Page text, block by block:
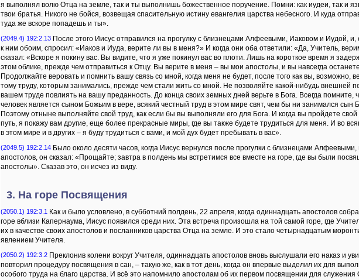
я выполнял волю Отца на земле, так и ты выполнишь божественное поручение. Помни: как иудеи, так и
твои братья. Никого не бойся, возвещая спасительную истину евангелия царства небесного. И куда
туда же вскоре попадешь и ты».
(2049.4) 192:2.13 После этого Иисус отправился на прогулку с близнецами Алфеевыми, Иаковом и Иудой,
к ним обоим, спросил: «Иаков и Иуда, верите ли вы в меня?» И когда они оба ответили: «Да, Учитель,
сказал: «Вскоре я покину вас. Вы видите, что я уже покинул вас во плоти. Лишь на короткое время я
этом облике, прежде чем отправиться к Отцу. Вы верите в меня – вы мои апостолы, и вы навсегда
Продолжайте веровать и помнить вашу связь со мной, когда меня не будет, после того как вы, возможно,
тому труду, которым занимались, прежде чем стали жить со мной. Не позволяйте какой-нибудь внешней
вашем труде повлиять на вашу преданность. До конца своих земных дней верьте в Бога. Всегда помните,
человек является сыном Божьим в вере, всякий честный труд в этом мире свят, чем бы ни занимался сын
Поэтому отныне выполняйте свой труд, как если бы вы выполняли его для Бога. И когда вы пройдете
путь, я покажу вам другие, еще более прекрасные миры, где вы также будете трудиться для меня. И во
в этом мире и в других – я буду трудиться с вами, и мой дух будет пребывать в вас».
(2049.5) 192:2.14 Было около десяти часов, когда Иисус вернулся после прогулки с близнецами Алфеевыми,
апостолов, он сказал: «Прощайте; завтра в полдень мы встретимся все вместе на горе, где вы были
апостолы». Сказав это, он исчез из виду.
3. На горе Посвящения
(2050.1) 192:3.1 Как и было условлено, в субботний полдень, 22 апреля, когда одиннадцать апостолов
горе вблизи Капернаума, Иисус появился среди них. Эта встреча произошла на той самой горе, где
их в качестве своих апостолов и посланников царства Отца на земле. И это стало четырнадцатым
явлением Учителя.
(2050.2) 192:3.2 Преклонив колени вокруг Учителя, одиннадцать апостолов вновь выслушали его наказ и
повторил процедуру посвящения в сан, – такую же, как в тот день, когда он впервые выделил их для
особого труда на благо царства. И всё это напомнило апостолам об их первом посвящении для служения